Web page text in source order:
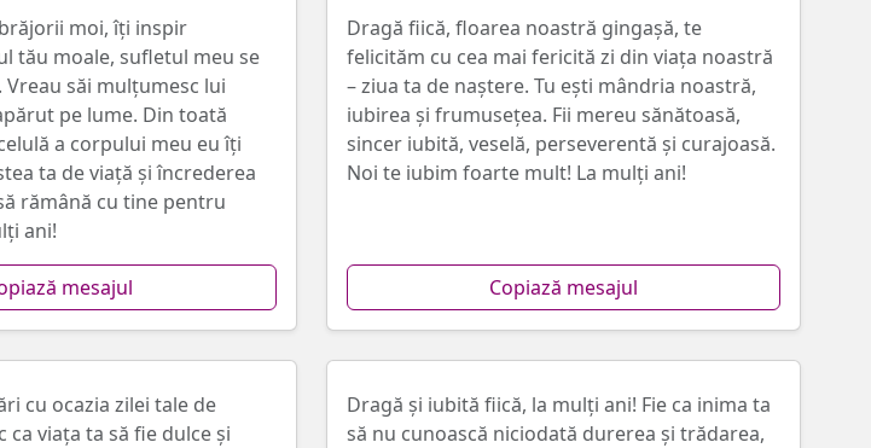
moi, îți inspir
tău moale, sufletul meu se
săi mulțumesc lui
pe lume. Din toată
a corpului meu eu îți
ta de viață și încrederea
rămână cu tine pentru
ani!
mesajul
Dragă fiică, floarea noastră gingașă, te
felicităm cu cea mai fericită zi din viața noastră
– ziua ta de naștere. Tu ești mândria noastră,
iubirea și frumusețea. Fii mereu sănătoasă,
sincer iubită, veselă, perseverentă și curajoasă.
Noi te iubim foarte mult! La mulți ani!
Copiază mesajul
cu ocazia zilei tale de
ca viața ta să fie dulce și
Dragă și iubită fiică, la mulți ani! Fie ca inima ta
să nu cunoască niciodată durerea și trădarea,